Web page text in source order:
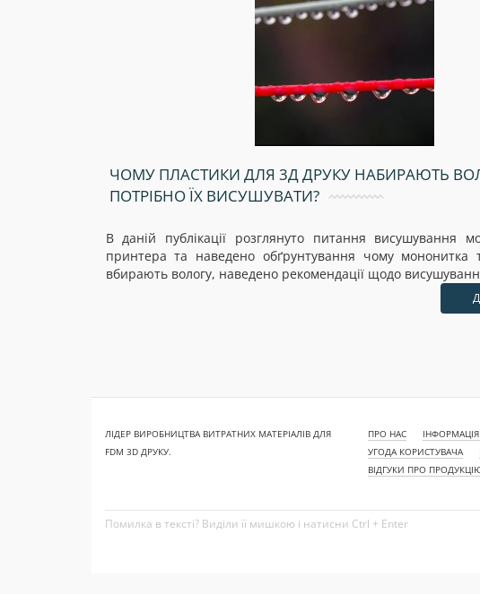
ЧОМУ ПЛАСТИКИ ДЛЯ 3Д ДРУКУ НАБИРАЮТЬ
ПОТРІБНО ЇХ ВИСУШУВАТИ?
В даній публікації розглянуто питання висушування
принтера та наведено обґрунтування чому мононитка
вбирають вологу, наведено рекомендації щодо
ЛІДЕР ВИРОБНИЦТВА ВИТРАТНИХ МАТЕРІАЛІВ ДЛЯ
FDM 3D ДРУКУ.
ПРО НАС
УГОДА КОРИСТУВАЧА
ВІДГУКИ ПРО
Помилка в тексті? Виділи її мишкою і натисни Ctrl + Enter